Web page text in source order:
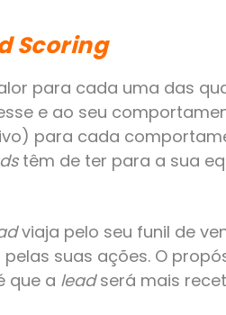
Scoring
para cada uma das
e ao seu
para cada
têm de ter para a sua
viaja pelo seu funil de
suas ações. O
que a leadserá mais